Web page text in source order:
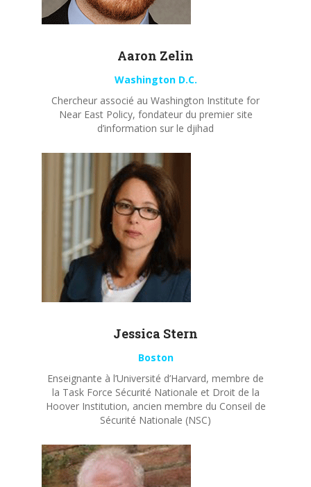
Aaron Zelin
Washington D.C.
Chercheur associé au Washington Institute for
Near East Policy, fondateur du premier site
d’information sur le djihad
Jessica Stern
Boston
Enseignante à l’Université d’Harvard, membre de
la Task Force Sécurité Nationale et Droit de la
Hoover Institution, ancien membre du Conseil de
Sécurité Nationale (NSC)